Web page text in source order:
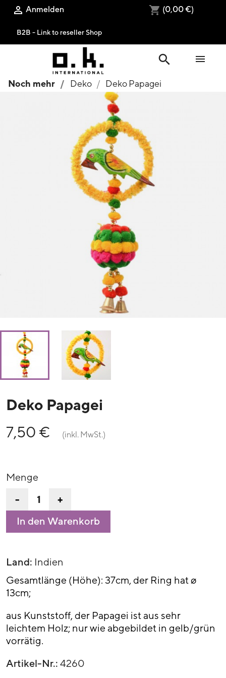
 Anmelden shopping_cart (0,00 €)
B2B - Link to reseller Shop
search 
Noch mehr Deko Deko Papagei
Deko Papagei
7,50 €
(inkl. MwSt.)
Menge
- +
In den Warenkorb
Land: Indien
Gesamtlänge (Höhe): 37cm, der Ring hat ø
13cm;
aus Kunststoff, der Papagei ist aus sehr
leichtem Holz; nur wie abgebildet in gelb/grün
vorrätig.
Artikel-Nr.: 4260